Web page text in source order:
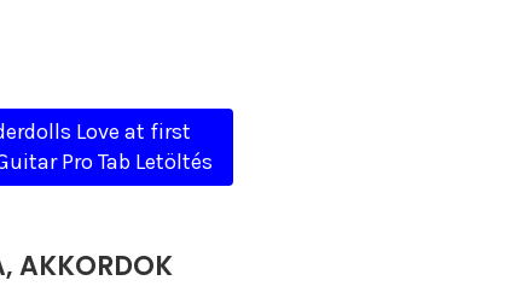
Love at first
Pro Tab Letöltés